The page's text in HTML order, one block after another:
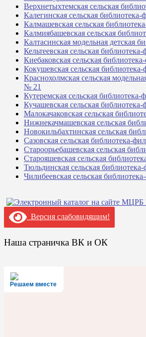
Верхнетыхтемская сельская
Калегинская сельская
Калмашевская сельская
Калмиябашевская сельская
Калтасинская модельная детская
Кельтеевская сельская
Киебаковская сельская
Кокушевская сельская
Краснохолмская сельская
№ 21
Кутеремская сельская
Кучашевская сельская
Малокачаковская сельская
Нижнекачмашевская сельская
Новокильбахтинская сельская
Сазовская сельская библиотека-
Староорьебашевская сельская
Старояшевская сельская
Тюльдинская сельская
Чилибеевская сельская
Версия слабовидящим!
Наша страничка ВК и ОК
Решаем вместе